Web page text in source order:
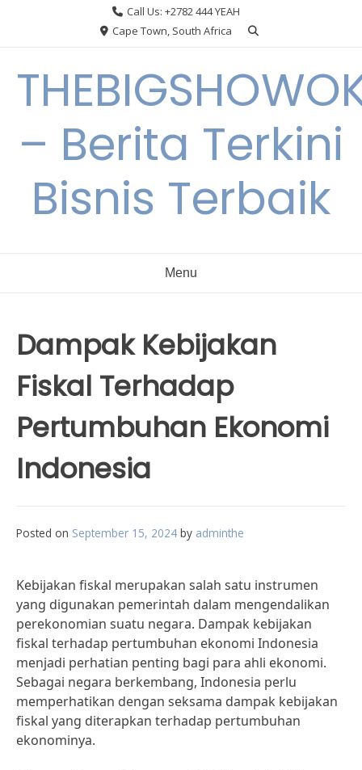
Call Us: +2782 444 YEAH
Cape Town, South Africa
– Berita Terkini
Bisnis Terbaik
Menu
Dampak Kebijakan
Fiskal Terhadap
Pertumbuhan Ekonomi
Indonesia
Posted on September 15, 2024 by adminthe
Kebijakan fiskal merupakan salah satu instrumen
yang digunakan pemerintah dalam mengendalikan
perekonomian suatu negara. Dampak kebijakan
fiskal terhadap pertumbuhan ekonomi Indonesia
menjadi perhatian penting bagi para ahli ekonomi.
Sebagai negara berkembang, Indonesia perlu
memperhatikan dengan seksama dampak kebijakan
fiskal yang diterapkan terhadap pertumbuhan
ekonominya.